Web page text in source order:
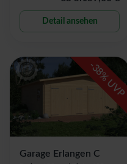
Detail ansehen
-
38
% UVP
Garage Erlangen C